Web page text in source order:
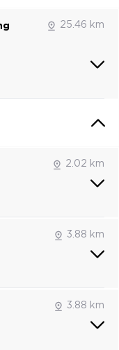
25.46 km
2.02 km
3.88 km
3.88 km